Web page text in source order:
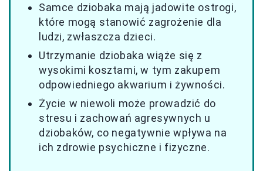
Samce dziobaka mają jadowite ostrogi,
które mogą stanowić zagrożenie dla
ludzi, zwłaszcza dzieci.
Utrzymanie dziobaka wiąże się z
wysokimi kosztami, w tym zakupem
odpowiedniego akwarium i żywności.
Życie w niewoli może prowadzić do
stresu i zachowań agresywnych u
dziobaków, co negatywnie wpływa na
ich zdrowie psychiczne i fizyczne.